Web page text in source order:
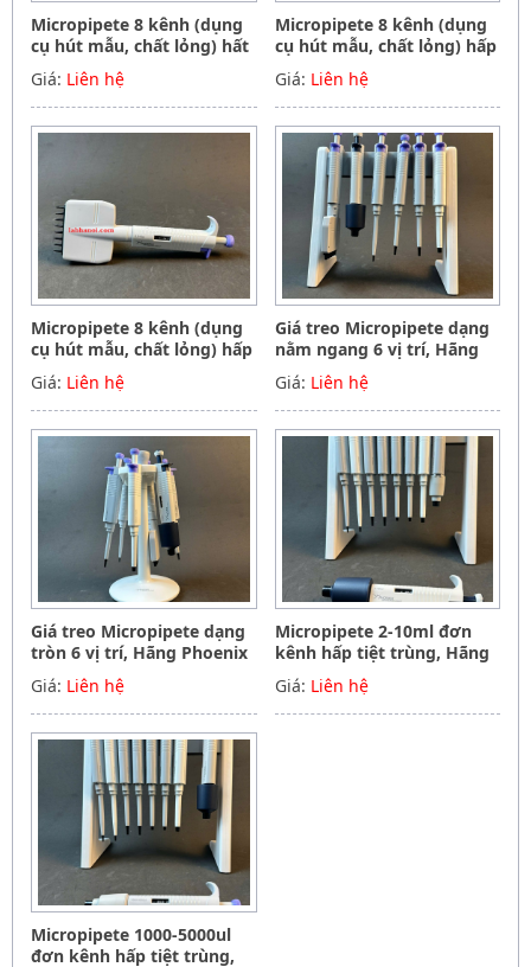
Micropipete 8 kênh (dụng
cụ hút mẫu, chất lỏng) hất
tiệt trùng 50-300ul, Hãng
Phoenix instrument
Germany
Giá: Liên hệ
Micropipete 8 kênh (dụng
cụ hút mẫu, chất lỏng) hấp
tiệt trùng 5-50ul, Hãng
Phoenix instrument
Germany
Giá: Liên hệ
Micropipete 8 kênh (dụng
cụ hút mẫu, chất lỏng) hấp
tiệt trùng 0.5-10ul, Hãng
Phoenix instrument
Germany
Giá: Liên hệ
Giá treo Micropipete dạng
nằm ngang 6 vị trí, Hãng
Phoenix instrument
Germany
Giá: Liên hệ
Giá treo Micropipete dạng
tròn 6 vị trí, Hãng Phoenix
instrument Germany
Giá: Liên hệ
Micropipete 2-10ml đơn
kênh hấp tiệt trùng, Hãng
Phoenix instrument
Germany
Giá: Liên hệ
Micropipete 1000-5000ul
đơn kênh hấp tiệt trùng,